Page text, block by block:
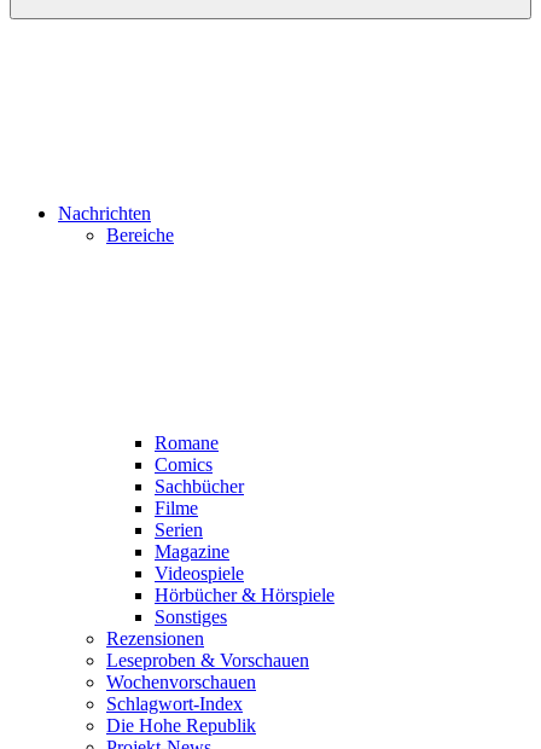
Nachrichten
Bereiche
Romane
Comics
Sachbücher
Filme
Serien
Magazine
Videospiele
Hörbücher & Hörspiele
Sonstiges
Rezensionen
Leseproben & Vorschauen
Wochenvorschauen
Schlagwort-Index
Die Hohe Republik